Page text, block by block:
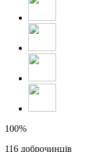
100%
116 доброчинців